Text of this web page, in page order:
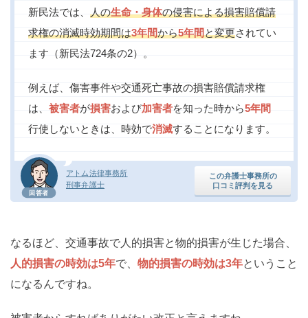
回答者
アトム法律事務所
刑事弁護士
この弁護士事務所の
口コミ評判を見る
新民法では、 人の生命・身体の侵害による損害賠償請
求権の消滅時効期間は3年間から5年間と変更されてい
ます（新民法724条の2）。
例えば、傷害事件や交通死亡事故の損害賠償請求権
は、 被害者が損害および加害者を知った時から5年間
行使しないときは、時効で消滅することになります。
なるほど、交通事故で人的損害と物的損害が生じた場合、
人的損害の時効は5年で、 物的損害の時効は3年ということ
になるんですね。